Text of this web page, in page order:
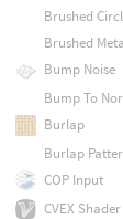
Brushed
Brushed
Bump Noise
Bump To
Burlap
Burlap
COP Input
CVEX